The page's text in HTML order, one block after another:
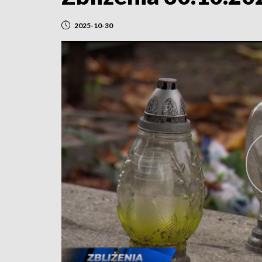
2025-10-30